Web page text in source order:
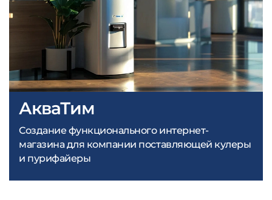
АкваТим
Создание функционального интернет-
магазина для компании поставляющей кулеры
и пурифайеры